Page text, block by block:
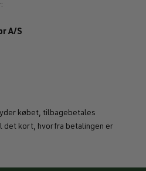
A/S
købet, tilbagebetales
det kort, hvorfra betalingen er